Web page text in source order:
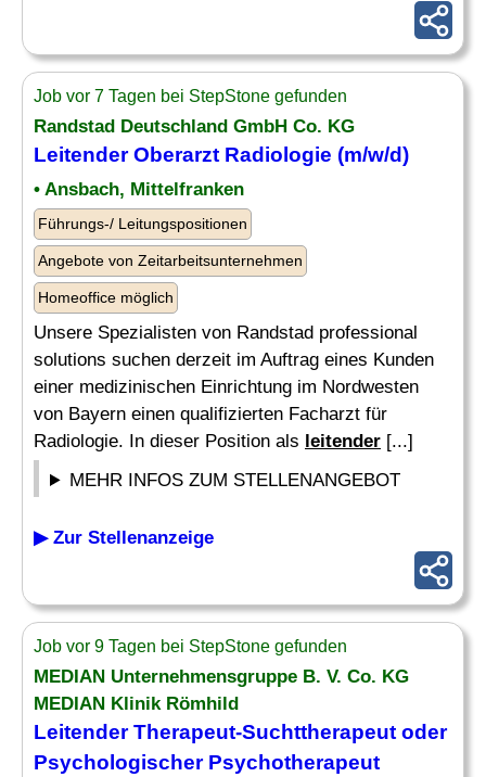
Job vor 7 Tagen bei StepStone gefunden
Randstad Deutschland GmbH Co. KG
LeitenderOberarzt Radiologie (m/w/d)
• Ansbach, Mittelfranken
Führungs-/ Leitungspositionen
Angebote von Zeitarbeitsunternehmen
Homeoffice möglich
Unsere Spezialisten von Randstad professional
solutions suchen derzeit im Auftrag eines Kunden
einer medizinischen Einrichtung im Nordwesten
von Bayern einen qualifizierten Facharzt für
Radiologie. In dieser Position als leitender [...]
MEHR INFOS ZUM STELLENANGEBOT
▶ Zur Stellenanzeige
Job vor 9 Tagen bei StepStone gefunden
MEDIAN Unternehmensgruppe B. V. Co. KG
MEDIAN Klinik Römhild
LeitenderTherapeut-Suchttherapeut oder
Psychologischer Psychotherapeut